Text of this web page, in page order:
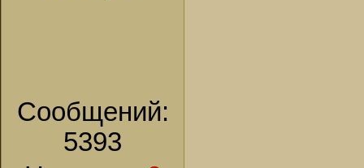
Сообщений:
5393